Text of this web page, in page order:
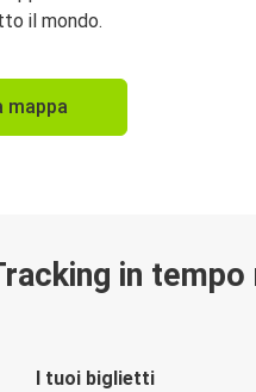
il mondo.
mappa
in tempo
I tuoi biglietti